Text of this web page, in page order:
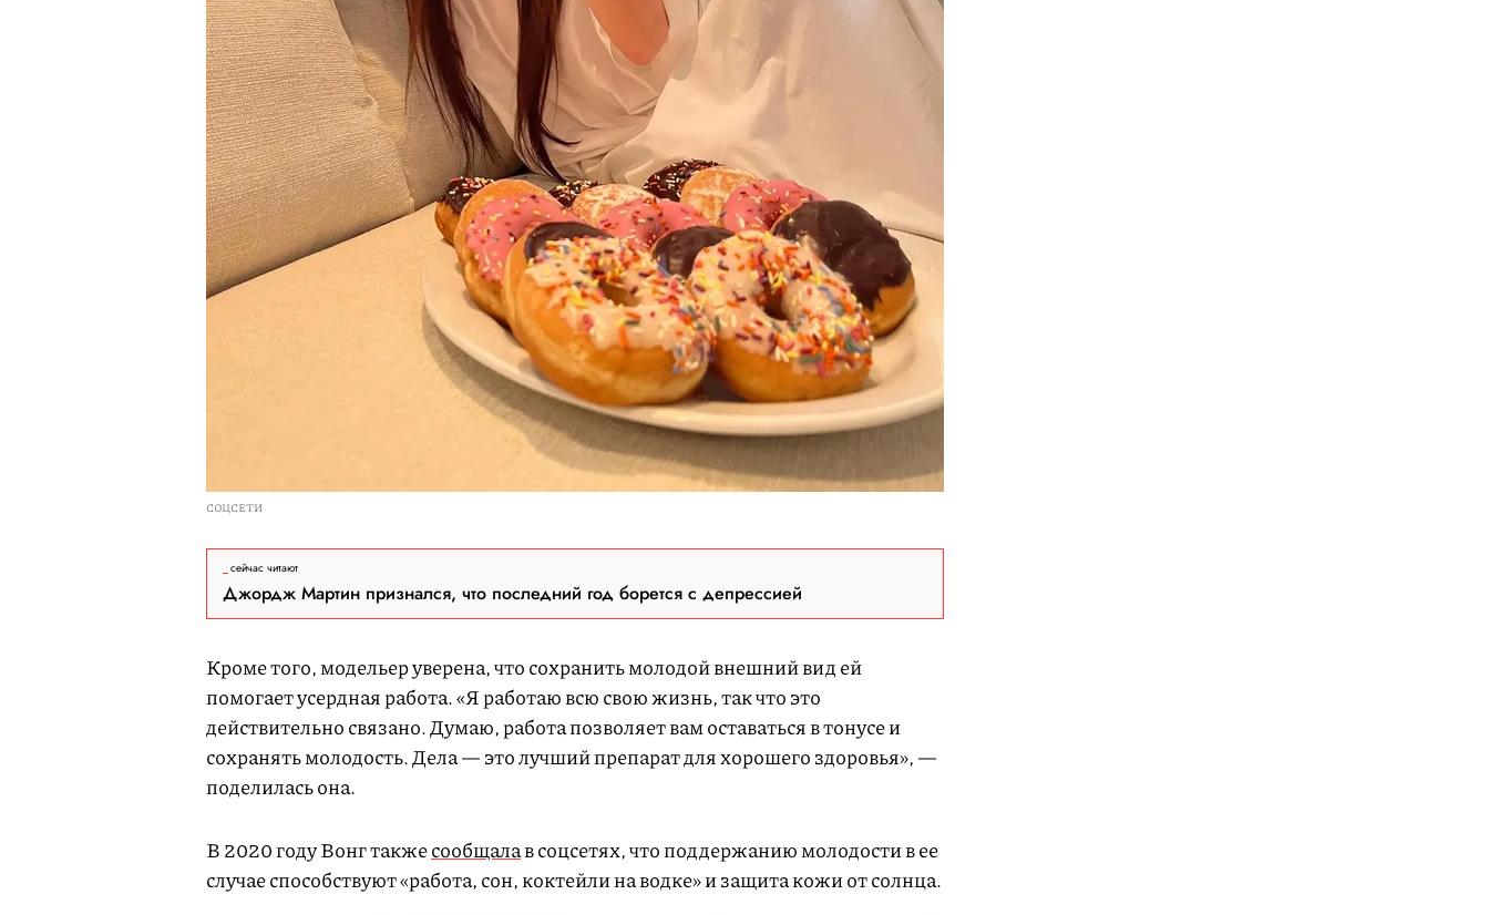
СОЦСЕТИ
сейчас читают
Джордж Мартин признался, что последний год борется с депрессией
Кроме того, модельер уверена, что сохранить молодой внешний вид ей
помогает усердная работа. «Я работаю всю свою жизнь, так что это
действительно связано. Думаю, работа позволяет вам оставаться в тонусе и
сохранять молодость. Дела — это лучший препарат для хорошего здоровья», —
поделилась она.
В 2020 году Вонг такжесообщалав соцсетях, что поддержанию молодости в ее
случае способствуют «работа, сон, коктейли на водке» и защита кожи от солнца.